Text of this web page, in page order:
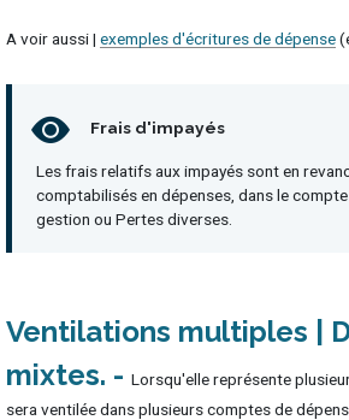
A voir aussi | exemples d'écritures de dépense
Frais d'impayés
Les frais relatifs aux impayés sont en
comptabilisés en dépenses, dans le
gestion ou Pertes diverses.
Ventilations multiples |
mixtes
Lorsqu'elle représente
sera ventilée dans plusieurs comptes de